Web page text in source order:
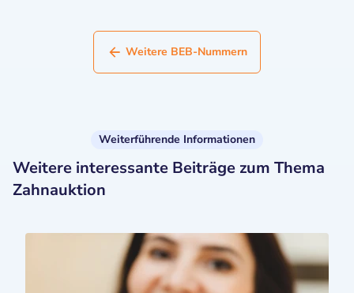
Weitere BEB-Nummern
Weiterführende Informationen
Weitere interessante Beiträge zum Thema
Zahnauktion